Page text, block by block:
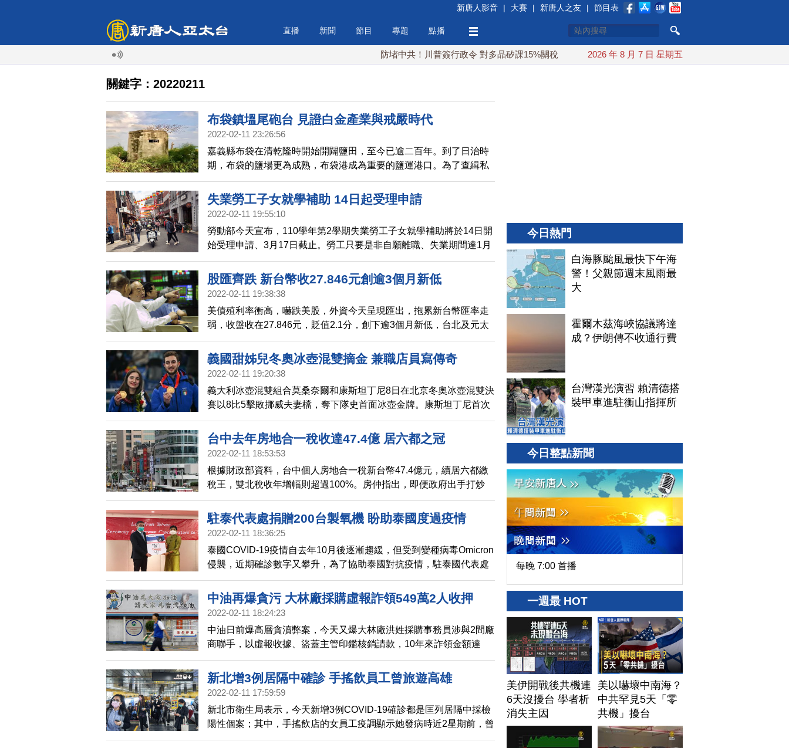
新唐人影音 | 大賽 | 新唐人之友 | 節目表
直播 新聞 節目 專題 點播
防堵中共！川普簽行政令 對多晶矽課15%關稅 白海豚颱風最快下午海警！父親節週末風雨最大
2026 年 8 月 7 日 星期五
關鍵字：20220211
布袋鎮塭尾砲台 見證白金產業與戒嚴時代
2022-02-11 23:26:56
嘉義縣布袋在清乾隆時開始開闢鹽田，至今已逾二百年。到了日治時
期，布袋的鹽場更為成熟，布袋港成為重要的鹽運港口。為了查緝私
鹽成立鹽務警察，於民國38年，在全台建築21座監視槍樓，塭尾砲台
是保存最完整的一座。
失業勞工子女就學補助 14日起受理申請
2022-02-11 19:55:10
勞動部今天宣布，110學年第2學期失業勞工子女就學補助將於14日開
始受理申請、3月17日截止。勞工只要是非自願離職、失業期間達1月
以上且領失業給付者都可以申請。
股匯齊跌 新台幣收27.846元創逾3個月新低
2022-02-11 19:38:38
美債殖利率衝高，嚇跌美股，外資今天呈現匯出，拖累新台幣匯率走
弱，收盤收在27.846元，貶值2.1分，創下逾3個月新低，台北及元太
外匯市場總成交金額為13.83億美元。
義國甜姊兒冬奧冰壺混雙摘金 兼職店員寫傳奇
2022-02-11 19:20:38
義大利冰壺混雙組合莫桑奈爾和康斯坦丁尼8日在北京冬奧冰壺混雙決
賽以8比5擊敗挪威夫妻檔，奪下隊史首面冰壺金牌。康斯坦丁尼首次
參加冬奧就摘金，兼職店員轉身變成女英豪。
台中去年房地合一稅收達47.4億 居六都之冠
2022-02-11 18:53:53
根據財政部資料，台中個人房地合一稅新台幣47.4億元，續居六都繳
稅王，雙北稅收年增幅則超過100%。房仲指出，即便政府出手打炒
房，房市買氣仍相當活絡，加上房價走揚，帶動房地合一稅增加。
駐泰代表處捐贈200台製氧機 盼助泰國度過疫情
2022-02-11 18:36:25
泰國COVID-19疫情自去年10月後逐漸趨緩，但受到變種病毒Omicron
侵襲，近期確診數字又攀升，為了協助泰國對抗疫情，駐泰國代表處
今天捐贈200台製氧機給泰國公共衛生部。
中油再爆貪污 大林廠採購虛報詐領549萬2人收押
2022-02-11 18:24:23
中油日前爆高層貪瀆弊案，今天又爆大林廠洪姓採購事務員涉與2間廠
商聯手，以虛報收據、盜蓋主管印鑑核銷請款，10年來詐領金額達
549萬元，雄檢下午聲押洪男和陳姓廠商獲准。
新北增3例居隔中確診 手搖飲員工曾旅遊高雄
2022-02-11 17:59:59
新北市衛生局表示，今天新增3例COVID-19確診都是匡列居隔中採檢
陽性個案；其中，手搖飲店的女員工疫調顯示她發病時近2星期前，曾
經前往高雄市旅遊，正疫調追感染源。
今日熱門
白海豚颱風最快下午海
警！父親節週末風雨最
大
霍爾木茲海峽協議將達
成？伊朗傳不收通行費
台灣漢光演習 賴清德搭
裝甲車進駐衡山指揮所
今日整點新聞
每晚 7:00 首播
一週最 HOT
美伊開戰後共機連
6天沒擾台 學者析
消失主因
美以嚇壞中南海？
中共罕見5天「零
共機」擾台